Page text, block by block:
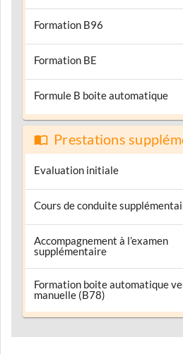
Formation B96
Formation BE
Formule B boite automatique
Prestations
Evaluation initiale
Cours de conduite
Accompagnement à l’examen
supplémentaire
Formation boite automatique
manuelle (B78)